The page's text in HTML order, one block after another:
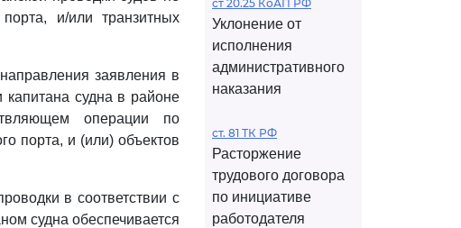
и/или транзитных
заявления в
судна в районе
операции по
порта, и (или) объектов
в соответствии с
судна обеспечивается
ст 20.25 КоАП РФ
Уклонение от
исполнения
административного
наказания
ст. 81 ТК РФ
Расторжение
трудового договора
по инициативе
работодателя